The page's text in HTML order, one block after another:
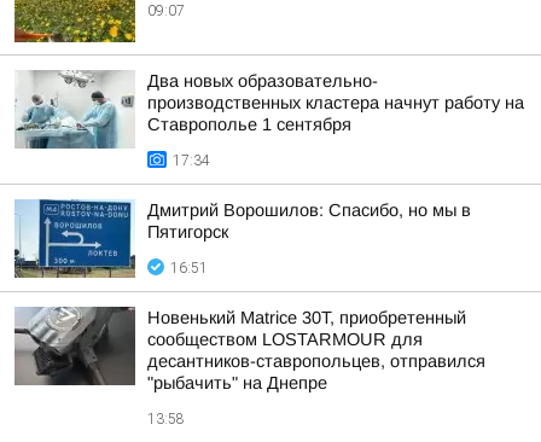
09:07
Два новых образовательно-
производственных кластера начнут работу на
Ставрополье 1 сентября
17:34
Дмитрий Ворошилов: Спасибо, но мы в
Пятигорск
16:51
Новенький Matrice 30T, приобретенный
сообществом LOSTARMOUR для
десантников-ставропольцев, отправился
"рыбачить" на Днепре
13:58